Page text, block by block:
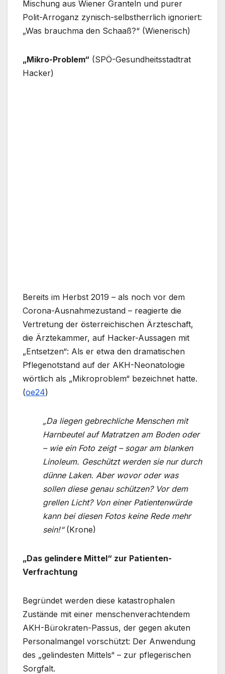
Mischung aus Wiener Granteln und purer
Polit-Arroganz zynisch-selbstherrlich ignoriert:
„Was brauchma den Schaaß?“ (Wienerisch)
„Mikro-Problem“ (SPÖ-Gesundheitsstadtrat
Hacker)
Bereits im Herbst 2019 – als noch vor dem
Corona-Ausnahmezustand – reagierte die
Vertretung der österreichischen Ärzteschaft,
die Ärztekammer, auf Hacker-Aussagen mit
„Entsetzen“: Als er etwa den dramatischen
Pflegenotstand auf der AKH-Neonatologie
wörtlich als „Mikroproblem“ bezeichnet hatte.
(oe24)
„Da liegen gebrechliche Menschen mit
Harnbeutel auf Matratzen am Boden oder
– wie ein Foto zeigt – sogar am blanken
Linoleum. Geschützt werden sie nur durch
dünne Laken. Aber wovor oder was
sollen diese genau schützen? Vor dem
grellen Licht? Von einer Patientenwürde
kann bei diesen Fotos keine Rede mehr
sein!“(Krone)
„Das gelindere Mittel“ zur Patienten-
Verfrachtung
Begründet werden diese katastrophalen
Zustände mit einer menschenverachtendem
AKH-Bürokraten-Passus, der gegen akuten
Personalmangel vorschützt: Der Anwendung
des „gelindesten Mittels“ – zur pflegerischen
Sorgfalt.